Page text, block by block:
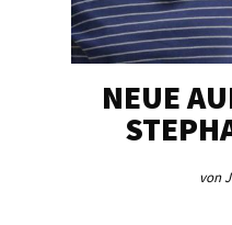
NEUE
von